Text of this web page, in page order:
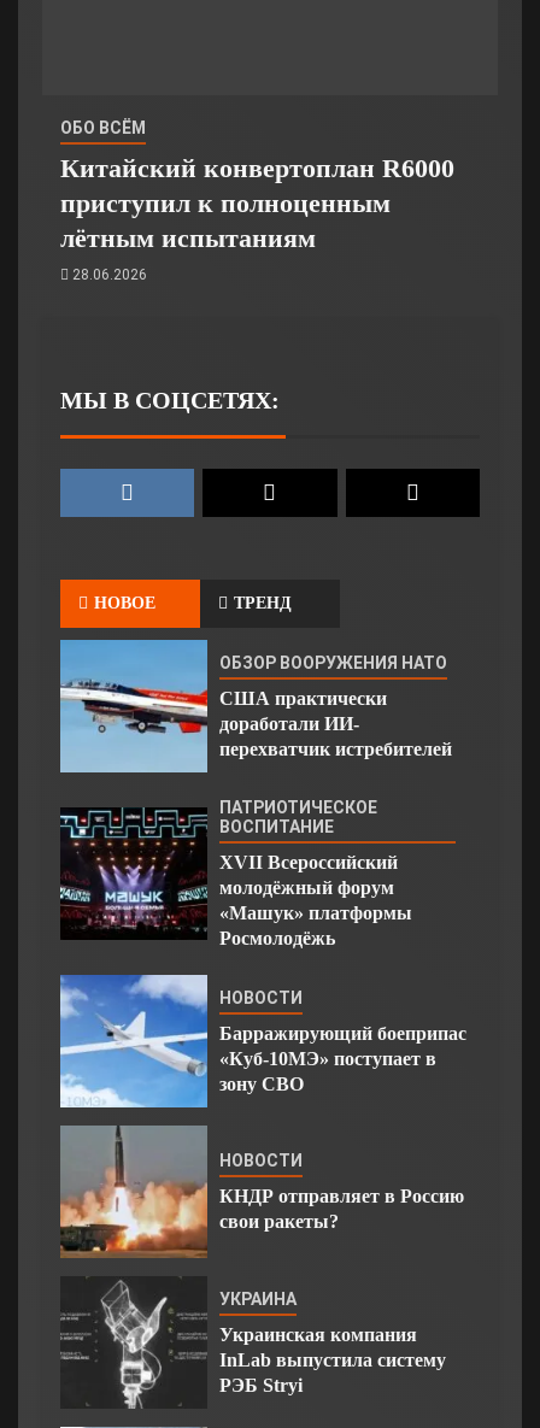
ОБО ВСЁМ
Китайский конвертоплан R6000
приступил к полноценным
лётным испытаниям
28.06.2026
МЫ В СОЦСЕТЯХ:
НОВОЕ ТРЕНД
ОБЗОР ВООРУЖЕНИЯ НАТО
США практически
доработали ИИ-
перехватчик истребителей
ПАТРИОТИЧЕСКОЕ
ВОСПИТАНИЕ
XVII Всероссийский
молодёжный форум
«Машук» платформы
Росмолодёжь
НОВОСТИ
Барражирующий боеприпас
«Куб-10МЭ» поступает в
зону СВО
НОВОСТИ
КНДР отправляет в Россию
свои ракеты?
УКРАИНА
Украинская компания
InLab выпустила систему
РЭБ Stryi